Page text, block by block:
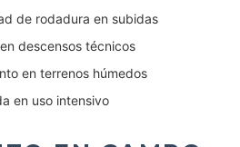
de rodadura en subidas
descensos técnicos
en terrenos húmedos
en uso intensivo